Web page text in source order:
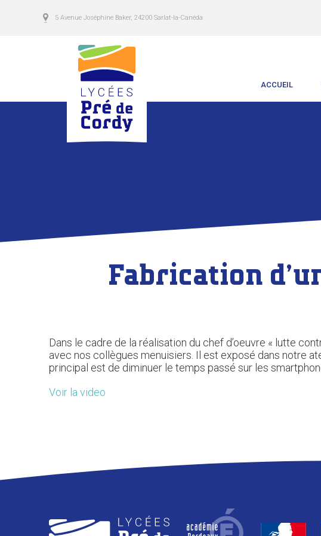
5 Avenue Joséphine Baker, 24200 Sarlat-la-Canéda
ACCUEIL
Fabrication
Dans le cadre de la réalisation du chef d’oeuvre « lutte
avec nos collègues menuisiers. Il est exposé dans notre
principal est de diminuer le temps passé sur les
Voir la video